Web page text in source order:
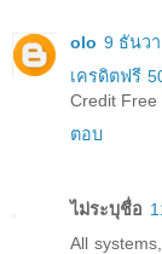
olo 9 ธันว
เครดิตฟรี
Credit Free
ตอบ
ไม่ระบุชื่อ
All